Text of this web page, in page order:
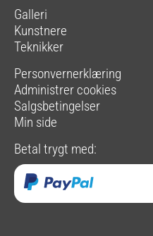
Galleri
Kunstnere
Teknikker
Personvernerklæring
Administrer cookies
Salgsbetingelser
Min side
Betal trygt med: